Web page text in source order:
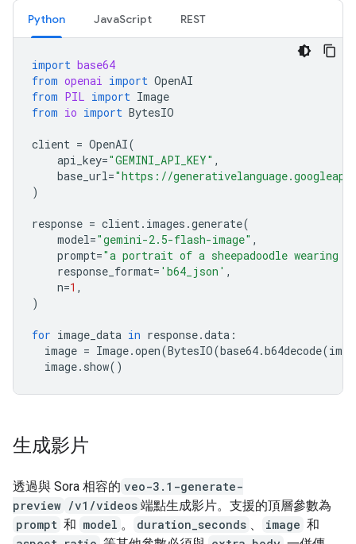
Python JavaScript REST
import base64
from openai import OpenAI
from PIL import Image
from io import BytesIO
client = OpenAI(
api_key="GEMINI_API_KEY" ,
base_url="https://
)
response = client. images .generate(
model="gemini-2.5-flash-image" ,
prompt="a portrait of a sheepadoodle wearing a
response_format= 'b64_json' ,
n=1 ,
)
for image_data in response.data :
image = Image.open(BytesIO(base64.b64decode(
image. show()
生成影片
透過與 Sora 相容的 veo-3.1-generate-
preview /v1/videos 端點生成影片。支援的頂層參數為
prompt 和 model 。 duration_seconds 、 image 和